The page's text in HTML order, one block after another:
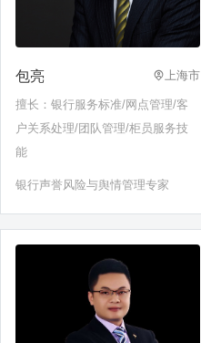
包亮 上海市
擅长：银行服务标准/网点管理/客
户关系处理/团队管理/柜员服务技
能
银行声誉风险与舆情管理专家